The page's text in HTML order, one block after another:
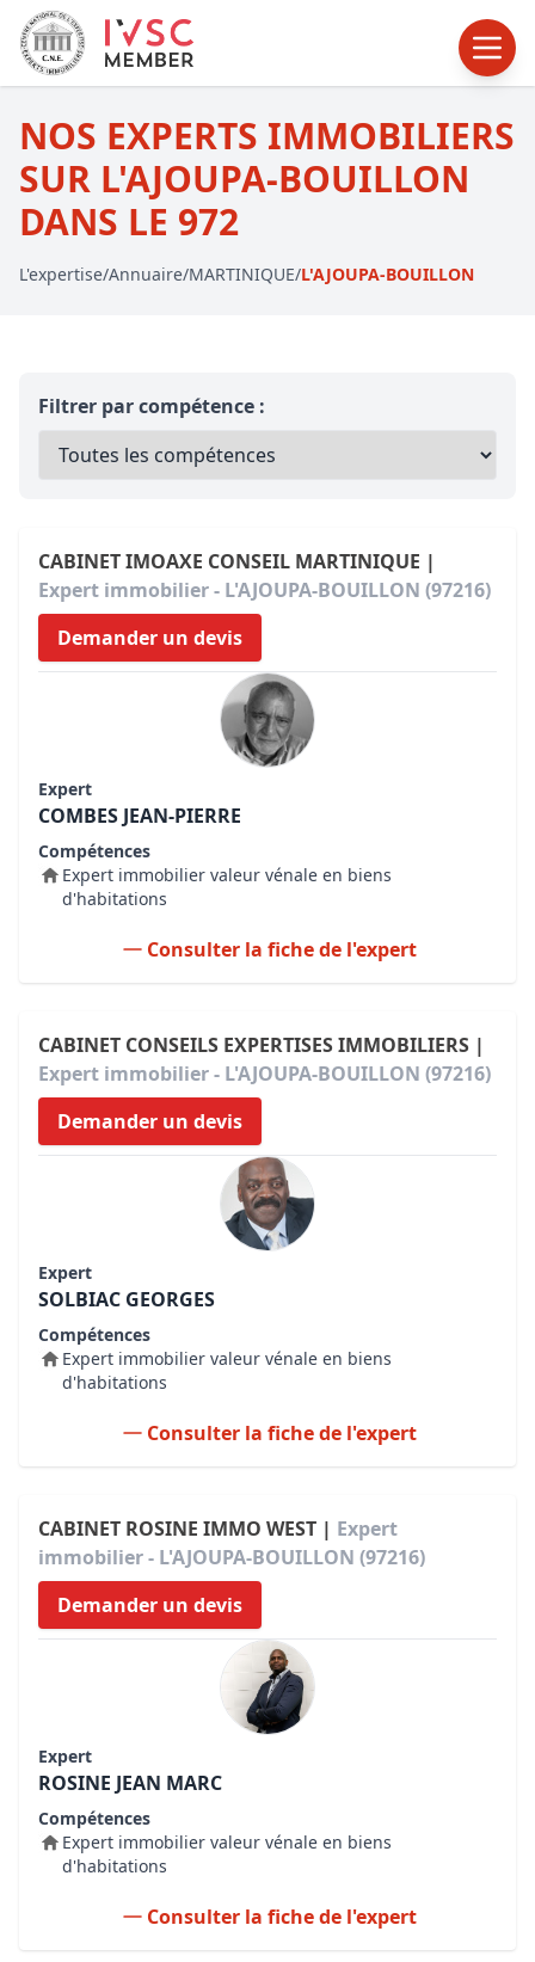
NOS EXPERTS IMMOBILIERS
SUR L'AJOUPA-BOUILLON
DANS LE 972
L'expertise/Annuaire/MARTINIQUE/L'AJOUPA-BOUILLON
Filtrer par compétence :
CABINET IMOAXE CONSEIL MARTINIQUE |
Expert immobilier - L'AJOUPA-BOUILLON (97216)
Demander un devis
Expert
COMBES JEAN-PIERRE
Compétences
Expert immobilier valeur vénale en biens
d'habitations
Consulter la fiche de l'expert
CABINET CONSEILS EXPERTISES IMMOBILIERS |
Expert immobilier - L'AJOUPA-BOUILLON (97216)
Demander un devis
Expert
SOLBIAC GEORGES
Compétences
Expert immobilier valeur vénale en biens
d'habitations
Consulter la fiche de l'expert
CABINET ROSINE IMMO WEST | Expert
immobilier - L'AJOUPA-BOUILLON (97216)
Demander un devis
Expert
ROSINE JEAN MARC
Compétences
Expert immobilier valeur vénale en biens
d'habitations
Consulter la fiche de l'expert